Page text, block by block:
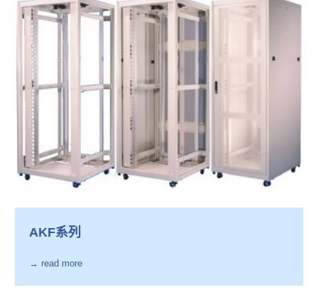
AKF系列
→ read more